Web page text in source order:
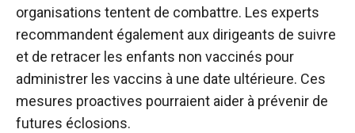
organisations tentent de combattre. Les experts
recommandent également aux dirigeants de suivre
et de retracer les enfants non vaccinés pour
administrer les vaccins à une date ultérieure. Ces
mesures proactives pourraient aider à prévenir de
futures éclosions.